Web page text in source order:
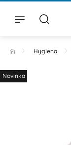
Hygiena
Novinka